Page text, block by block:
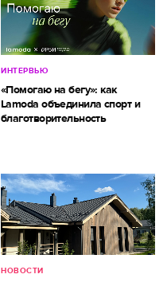
ИНТЕРВЬЮ
«Помогаю на бегу»: как
Lamoda объединила спорт и
благотворительность
НОВОСТИ